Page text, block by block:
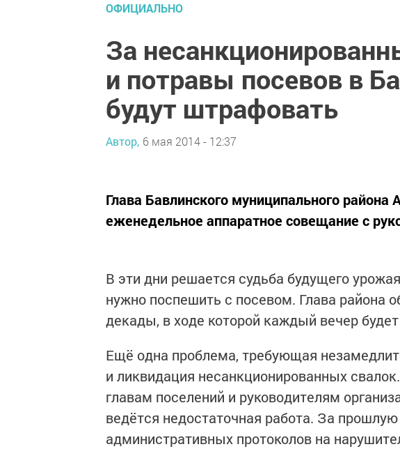
ОФИЦИАЛЬНО
За
и потравы посевов в
будут штрафовать
Автор, 6 мая 2014 - 12:37
Глава Бавлинского муниципального района
еженедельное аппаратное совещание с
В эти дни решается судьба будущего
нужно поспешить с посевом. Глава района
декады, в ходе которой каждый вечер
Ещё одна проблема, требующая
и ликвидация несанкционированных
главам поселений и руководителям
ведётся недостаточная работа. За
административных протоколов на